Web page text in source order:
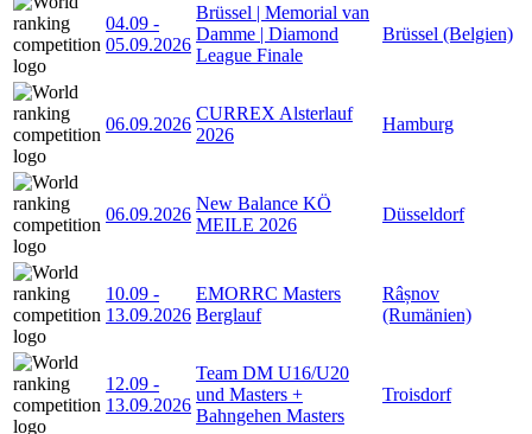
04.09 -
05.09.2026
Brüssel | Memorial van
Damme | Diamond
League Finale
Brüssel (Belgien)
06.09.2026
CURREX Alsterlauf
2026
Hamburg
06.09.2026
New Balance KÖ
MEILE 2026
Düsseldorf
10.09 -
13.09.2026
EMORRC Masters
Berglauf
Râșnov
(Rumänien)
12.09 -
13.09.2026
Team DM U16/U20
und Masters +
Bahngehen Masters
Troisdorf